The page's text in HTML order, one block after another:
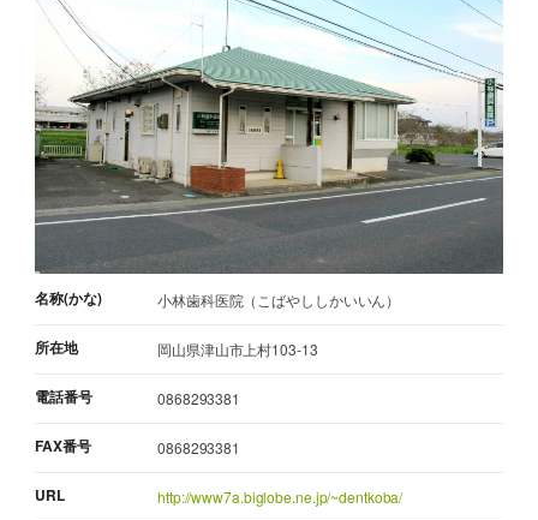
名称(かな) 小林歯科医院（こばやししかいいん）
所在地 岡山県津山市上村103-13
電話番号 0868293381
FAX番号 0868293381
URL http://www7a.biglobe.ne.jp/~dentkoba/